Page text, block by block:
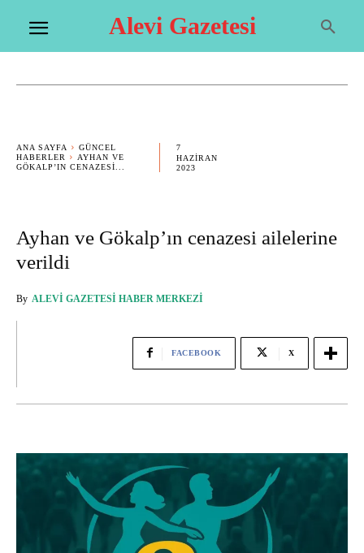
Alevi Gazetesi
ANA SAYFA
GÜNCEL
HABERLER
AYHAN VE
GÖKALP’IN CENAZESI...
7
HAZIRAN
2023
Ayhan ve Gökalp’ın cenazesi ailelerine
verildi
By ALEVI GAZETESI HABER MERKEZI
FACEBOOK X